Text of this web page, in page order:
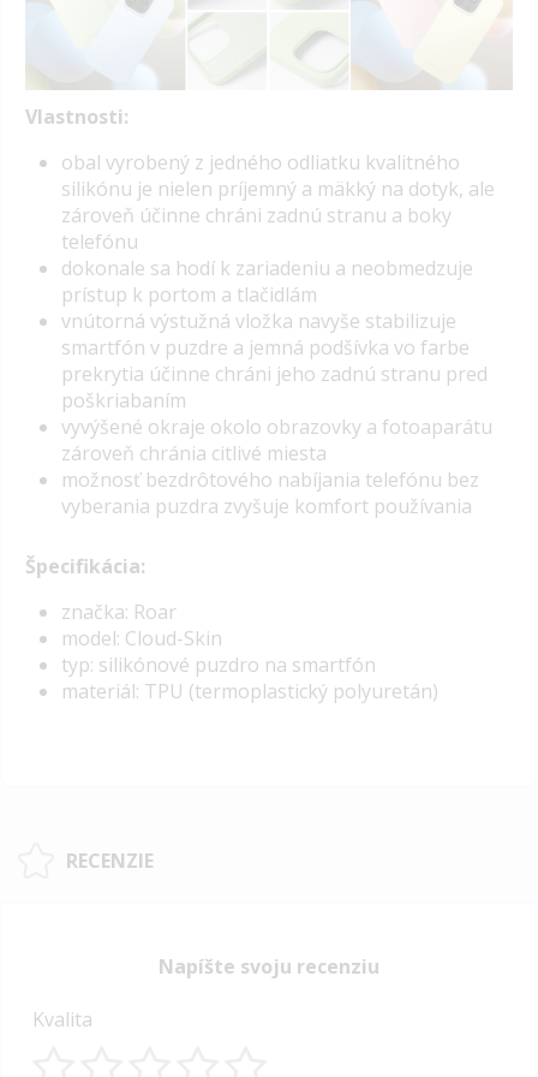
Vlastnosti:
obal vyrobený z jedného odliatku kvalitného
silikónu je nielen príjemný a mäkký na dotyk, ale
zároveň účinne chráni zadnú stranu a boky
telefónu
dokonale sa hodí k zariadeniu a neobmedzuje
prístup k portom a tlačidlám
vnútorná výstužná vložka navyše stabilizuje
smartfón v puzdre a jemná podšívka vo farbe
prekrytia účinne chráni jeho zadnú stranu pred
poškriabaním
vyvýšené okraje okolo obrazovky a fotoaparátu
zároveň chránia citlivé miesta
možnosť bezdrôtového nabíjania telefónu bez
vyberania puzdra zvyšuje komfort používania
Špecifikácia:
značka: Roar
model: Cloud-Skin
typ: silikónové puzdro na smartfón
materiál: TPU (termoplastický polyuretán)
RECENZIE
Napíšte svoju recenziu
Kvalita